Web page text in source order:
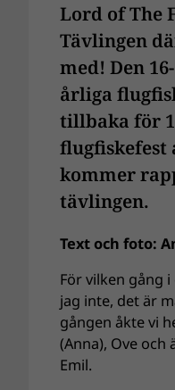
Lord of The
Tävlingen
med! Den
årliga
tillbaka för
flugfiskefest
kommer
tävlingen.
Text och foto:
För vilken gång
jag inte, det är
gången åkte vi
(Anna), Ove och
Emil.